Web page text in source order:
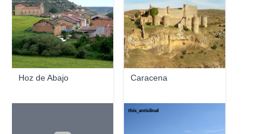
Hoz de Abajo Caracena
this_anticlinal